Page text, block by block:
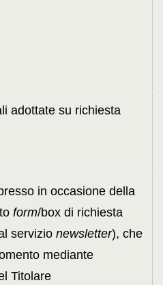
adottate su richiesta
in occasione della
form/box di richiesta
servizio newsletter), che
mediante
Titolare